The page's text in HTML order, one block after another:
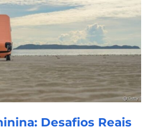
Desafios Reais